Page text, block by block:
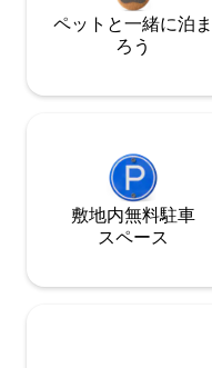
ペットと一緒に泊ま
ろう
敷地内無料駐⁠車
ス⁠ペ⁠ー⁠ス